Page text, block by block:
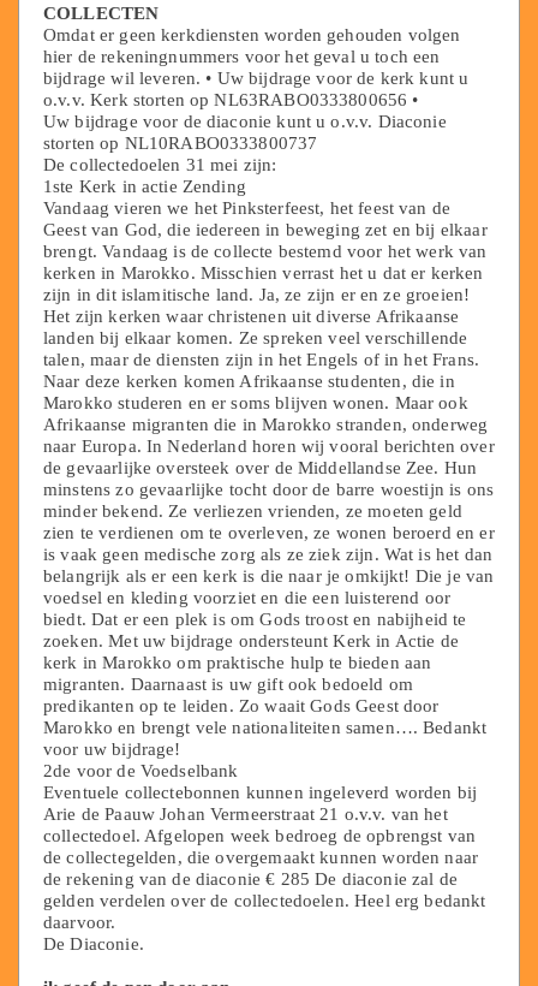
COLLECTEN
Omdat er geen kerkdiensten worden gehouden volgen
hier de rekeningnummers voor het geval u toch een
bijdrage wil leveren. • Uw bijdrage voor de kerk kunt u
o.v.v. Kerk storten op NL63RABO0333800656 •
Uw bijdrage voor de diaconie kunt u o.v.v. Diaconie
storten op NL10RABO0333800737
De collectedoelen 31 mei zijn:
1ste Kerk in actie Zending
Vandaag vieren we het Pinksterfeest, het feest van de
Geest van God, die iedereen in beweging zet en bij elkaar
brengt. Vandaag is de collecte bestemd voor het werk van
kerken in Marokko. Misschien verrast het u dat er kerken
zijn in dit islamitische land. Ja, ze zijn er en ze groeien!
Het zijn kerken waar christenen uit diverse Afrikaanse
landen bij elkaar komen. Ze spreken veel verschillende
talen, maar de diensten zijn in het Engels of in het Frans.
Naar deze kerken komen Afrikaanse studenten, die in
Marokko studeren en er soms blijven wonen. Maar ook
Afrikaanse migranten die in Marokko stranden, onderweg
naar Europa. In Nederland horen wij vooral berichten over
de gevaarlijke oversteek over de Middellandse Zee. Hun
minstens zo gevaarlijke tocht door de barre woestijn is ons
minder bekend. Ze verliezen vrienden, ze moeten geld
zien te verdienen om te overleven, ze wonen beroerd en er
is vaak geen medische zorg als ze ziek zijn. Wat is het dan
belangrijk als er een kerk is die naar je omkijkt! Die je van
voedsel en kleding voorziet en die een luisterend oor
biedt. Dat er een plek is om Gods troost en nabijheid te
zoeken. Met uw bijdrage ondersteunt Kerk in Actie de
kerk in Marokko om praktische hulp te bieden aan
migranten. Daarnaast is uw gift ook bedoeld om
predikanten op te leiden. Zo waait Gods Geest door
Marokko en brengt vele nationaliteiten samen…. Bedankt
voor uw bijdrage!
2de voor de Voedselbank
Eventuele collectebonnen kunnen ingeleverd worden bij
Arie de Paauw Johan Vermeerstraat 21 o.v.v. van het
collectedoel. Afgelopen week bedroeg de opbrengst van
de collectegelden, die overgemaakt kunnen worden naar
de rekening van de diaconie € 285 De diaconie zal de
gelden verdelen over de collectedoelen. Heel erg bedankt
daarvoor.
De Diaconie.